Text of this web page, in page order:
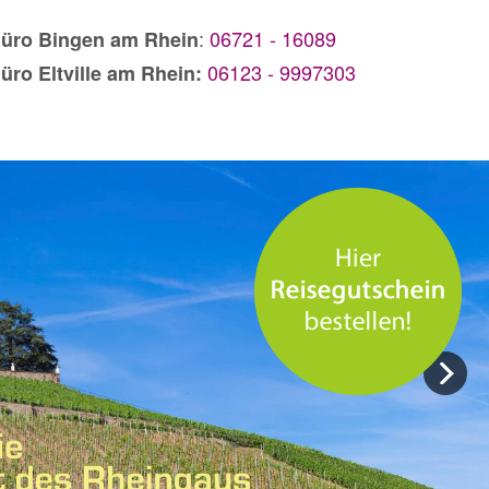
Bingen am Rhein: 06721 - 16089
Eltville am Rhein: 06123 - 9997303